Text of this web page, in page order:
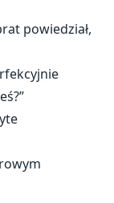
powiedział,